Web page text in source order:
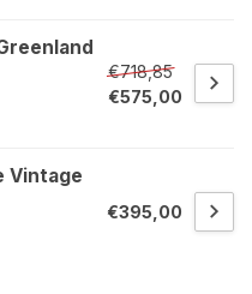
€718,85
€575,00
Vintage
€395,00